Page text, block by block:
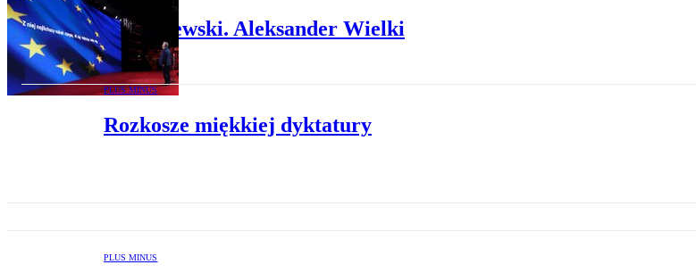
Kwaśniewski. Aleksander Wielki
PLUS MINUS
Rozkosze miękkiej dyktatury
PLUS MINUS